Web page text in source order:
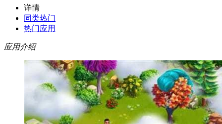
详情
同类热门
热门应用
应用介绍